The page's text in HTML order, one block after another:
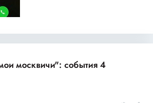
москвичи": события 4